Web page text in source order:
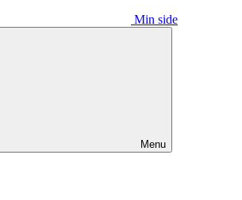
Min side
Menu